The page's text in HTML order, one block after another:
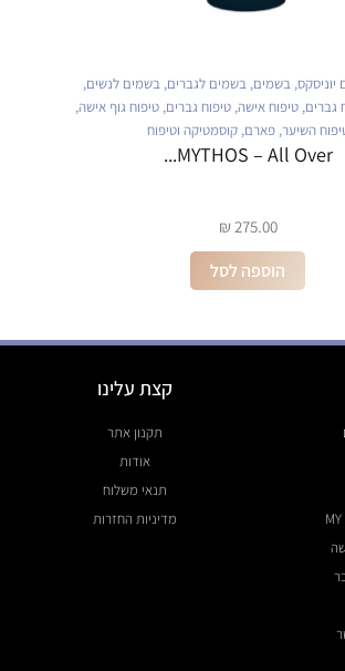
יוניסקס, בשמים, בשמים לגברים, בשמים לנשים,
גברים, טיפוח אישה, טיפוח גברים, טיפוח גוף אישה,
השיער,פארם,קוסמטיקה וטיפוח
MYTHOS – All Over...
275.00
₪
הוספה לסל
קצת עלינו
תקנון אתר
אודות
תנאי משלוח
מדיניות החזרות